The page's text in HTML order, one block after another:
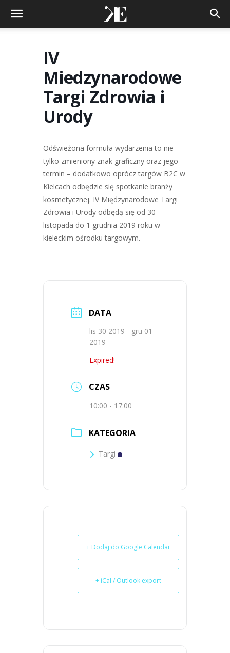
IV
Miedzynarodowe
Targi Zdrowia i
Urody
Odświeżona formuła wydarzenia to nie
tylko zmieniony znak graficzny oraz jego
termin – dodatkowo oprócz targów B2C w
Kielcach odbędzie się spotkanie branży
kosmetycznej. IV Międzynarodowe Targi
Zdrowia i Urody odbędą się od 30
listopada do 1 grudnia 2019 roku w
kieleckim ośrodku targowym.
DATA
lis 30 2019 - gru 01
2019
Expired!
CZAS
10:00 - 17:00
KATEGORIA
Targi
+ Dodaj do Google Calendar
+ iCal / Outlook export